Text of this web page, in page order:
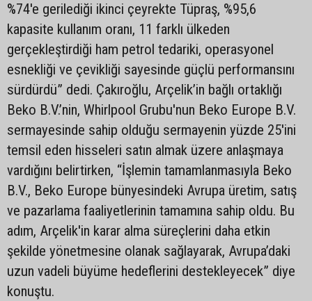
%74'e gerilediği ikinci çeyrekte Tüpraş, %95,6
kapasite kullanım oranı, 11 farklı ülkeden
gerçekleştirdiği ham petrol tedariki, operasyonel
esnekliği ve çevikliği sayesinde güçlü performansını
sürdürdü” dedi. Çakıroğlu, Arçelik’in bağlı ortaklığı
Beko B.V.’nin, Whirlpool Grubu'nun Beko Europe B.V.
sermayesinde sahip olduğu sermayenin yüzde 25'ini
temsil eden hisseleri satın almak üzere anlaşmaya
vardığını belirtirken, “İşlemin tamamlanmasıyla Beko
B.V., Beko Europe bünyesindeki Avrupa üretim, satış
ve pazarlama faaliyetlerinin tamamına sahip oldu. Bu
adım, Arçelik'in karar alma süreçlerini daha etkin
şekilde yönetmesine olanak sağlayarak, Avrupa’daki
uzun vadeli büyüme hedeflerini destekleyecek” diye
konuştu.